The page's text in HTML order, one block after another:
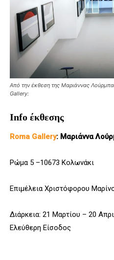
Από την έκθεση της Μαριάννας Λούρμπα
Gallery:
Info έκθεσης
Roma Gallery: Μαριάννα
Ρώμα 5 –10673 Κολωνάκι
Επιμέλεια Χριστόφορου
Διάρκεια: 21 Μαρτίου – 20
Ελεύθερη Είσοδος